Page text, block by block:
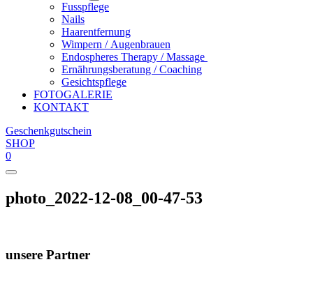
Fusspflege
Nails
Haarentfernung
Wimpern / Augenbrauen
Endospheres Therapy / Massage
Ernährungsberatung / Coaching
Gesichtspflege
FOTOGALERIE
KONTAKT
Geschenkgutschein
SHOP
0
photo_2022-12-08_00-47-53
unsere Partner